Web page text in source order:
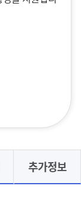
추가정보